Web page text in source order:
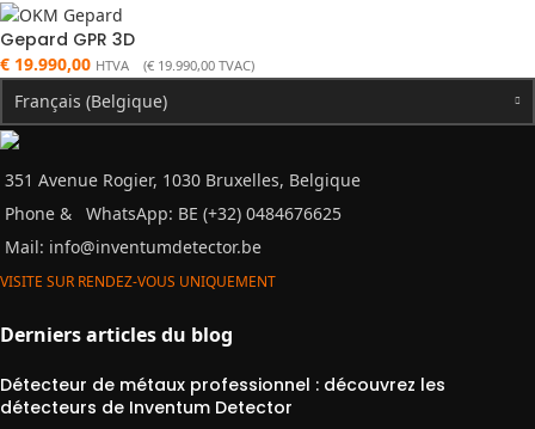
Gepard GPR 3D
€ 19.990,00 HTVA (€ 19.990,00 TVAC)
Français (Belgique)
351 Avenue Rogier, 1030 Bruxelles, Belgique
Phone &
WhatsApp: BE (+32) 0484676625
Mail: info@inventumdetector.be
VISITE SUR RENDEZ-VOUS UNIQUEMENT
Derniers articles du blog
Détecteur de métaux professionnel : découvrez les
détecteurs de Inventum Detector